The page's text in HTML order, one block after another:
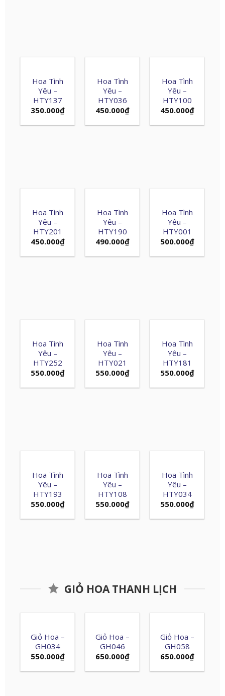
Hoa Tình
Yêu –
HTY137
350.000₫
Hoa Tình
Yêu –
HTY036
450.000₫
Hoa Tình
Yêu –
HTY100
450.000₫
Hoa Tình
Yêu –
HTY201
450.000₫
Hoa Tình
Yêu –
HTY190
490.000₫
Hoa Tình
Yêu –
HTY001
500.000₫
Hoa Tình
Yêu –
HTY252
550.000₫
Hoa Tình
Yêu –
HTY021
550.000₫
Hoa Tình
Yêu –
HTY181
550.000₫
Hoa Tình
Yêu –
HTY193
550.000₫
Hoa Tình
Yêu –
HTY108
550.000₫
Hoa Tình
Yêu –
HTY034
550.000₫
GIỎ HOA THANH LỊCH
Giỏ Hoa –
GH034
550.000₫
Giỏ Hoa –
GH046
650.000₫
Giỏ Hoa –
GH058
650.000₫